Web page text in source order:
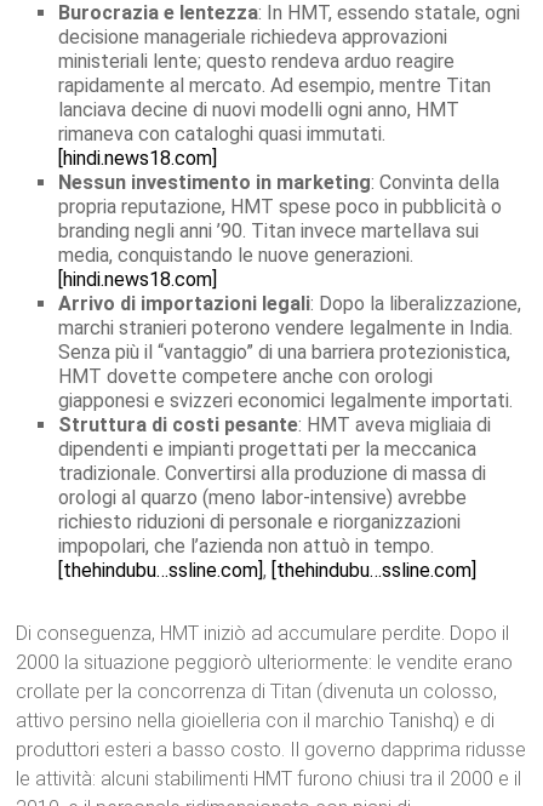
Burocrazia e lentezza: In HMT, essendo statale, ogni
decisione manageriale richiedeva approvazioni
ministeriali lente; questo rendeva arduo reagire
rapidamente al mercato. Ad esempio, mentre Titan
lanciava decine di nuovi modelli ogni anno, HMT
rimaneva con cataloghi quasi immutati.
[hindi.news18.com]
Nessun investimento in marketing: Convinta della
propria reputazione, HMT spese poco in pubblicità o
branding negli anni ’90. Titan invece martellava sui
media, conquistando le nuove generazioni.
[hindi.news18.com]
Arrivo di importazioni legali: Dopo la liberalizzazione,
marchi stranieri poterono vendere legalmente in India.
Senza più il “vantaggio” di una barriera protezionistica,
HMT dovette competere anche con orologi
giapponesi e svizzeri economici legalmente importati.
Struttura di costi pesante: HMT aveva migliaia di
dipendenti e impianti progettati per la meccanica
tradizionale. Convertirsi alla produzione di massa di
orologi al quarzo (meno labor-intensive) avrebbe
richiesto riduzioni di personale e riorganizzazioni
impopolari, che l’azienda non attuò in tempo.
[thehindubu…ssline.com], [thehindubu…ssline.com]
Di conseguenza, HMT iniziò ad accumulare perdite. Dopo il
2000 la situazione peggiorò ulteriormente: le vendite erano
crollate per la concorrenza di Titan (divenuta un colosso,
attivo persino nella gioielleria con il marchio Tanishq) e di
produttori esteri a basso costo. Il governo dapprima ridusse
le attività: alcuni stabilimenti HMT furono chiusi tra il 2000 e il